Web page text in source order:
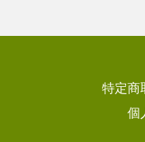
特定商
個